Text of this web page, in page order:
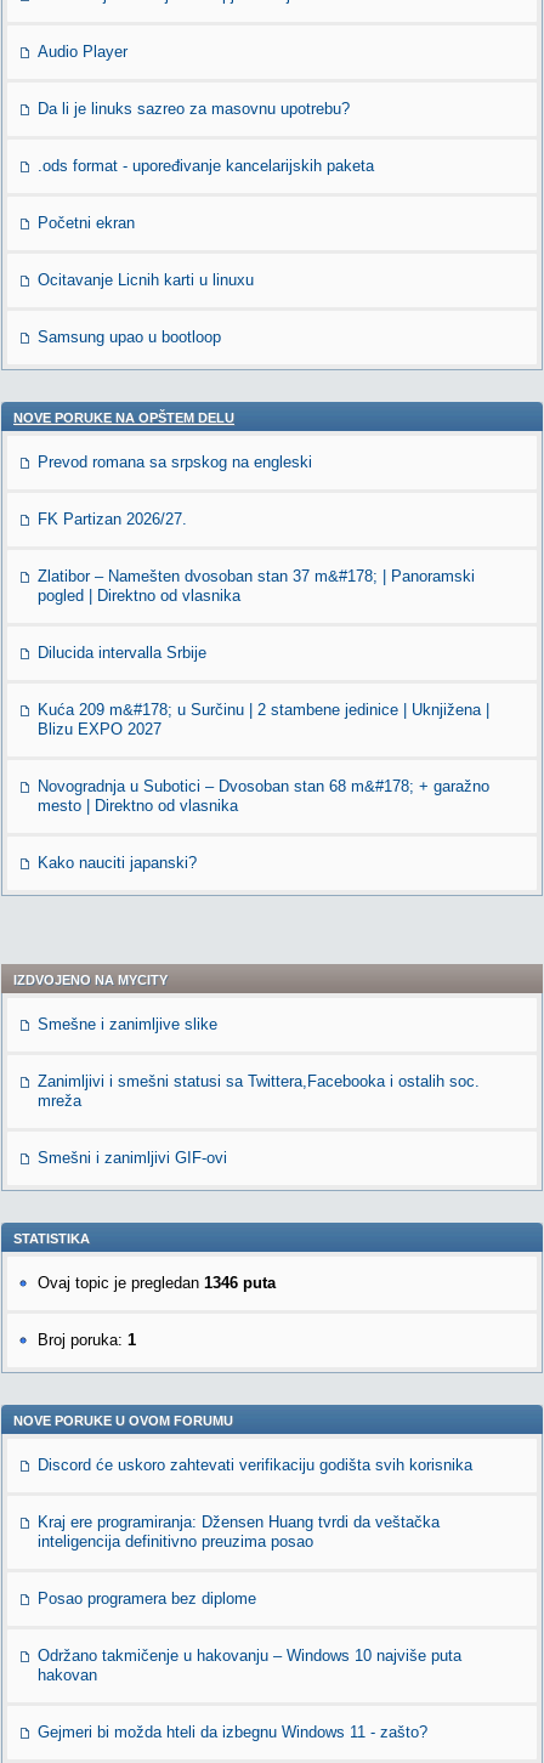
Audio Player
Da li je linuks sazreo za masovnu upotrebu?
.ods format - upoređivanje kancelarijskih paketa
Početni ekran
Ocitavanje Licnih karti u linuxu
Samsung upao u bootloop
NOVE PORUKE NA OPŠTEM DELU
Prevod romana sa srpskog na engleski
FK Partizan 2026/27.
Zlatibor – Namešten dvosoban stan 37 m&#178; | Panoramski
pogled | Direktno od vlasnika
Dilucida intervalla Srbije
Kuća 209 m&#178; u Surčinu | 2 stambene jedinice | Uknjižena |
Blizu EXPO 2027
Novogradnja u Subotici – Dvosoban stan 68 m&#178; + garažno
mesto | Direktno od vlasnika
Kako nauciti japanski?
IZDVOJENO NA MYCITY
Smešne i zanimljive slike
Zanimljivi i smešni statusi sa Twittera,Facebooka i ostalih soc.
mreža
Smešni i zanimljivi GIF-ovi
STATISTIKA
Ovaj topic je pregledan 1346 puta
Broj poruka: 1
NOVE PORUKE U OVOM FORUMU
Discord će uskoro zahtevati verifikaciju godišta svih korisnika
Kraj ere programiranja: Džensen Huang tvrdi da veštačka
inteligencija definitivno preuzima posao
Posao programera bez diplome
Održano takmičenje u hakovanju – Windows 10 najviše puta
hakovan
Gejmeri bi možda hteli da izbegnu Windows 11 - zašto?